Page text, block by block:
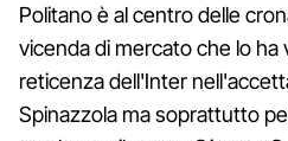
Politano è al centro delle
vicenda di mercato che lo
reticenza dell'Inter
Spinazzola ma soprattutto